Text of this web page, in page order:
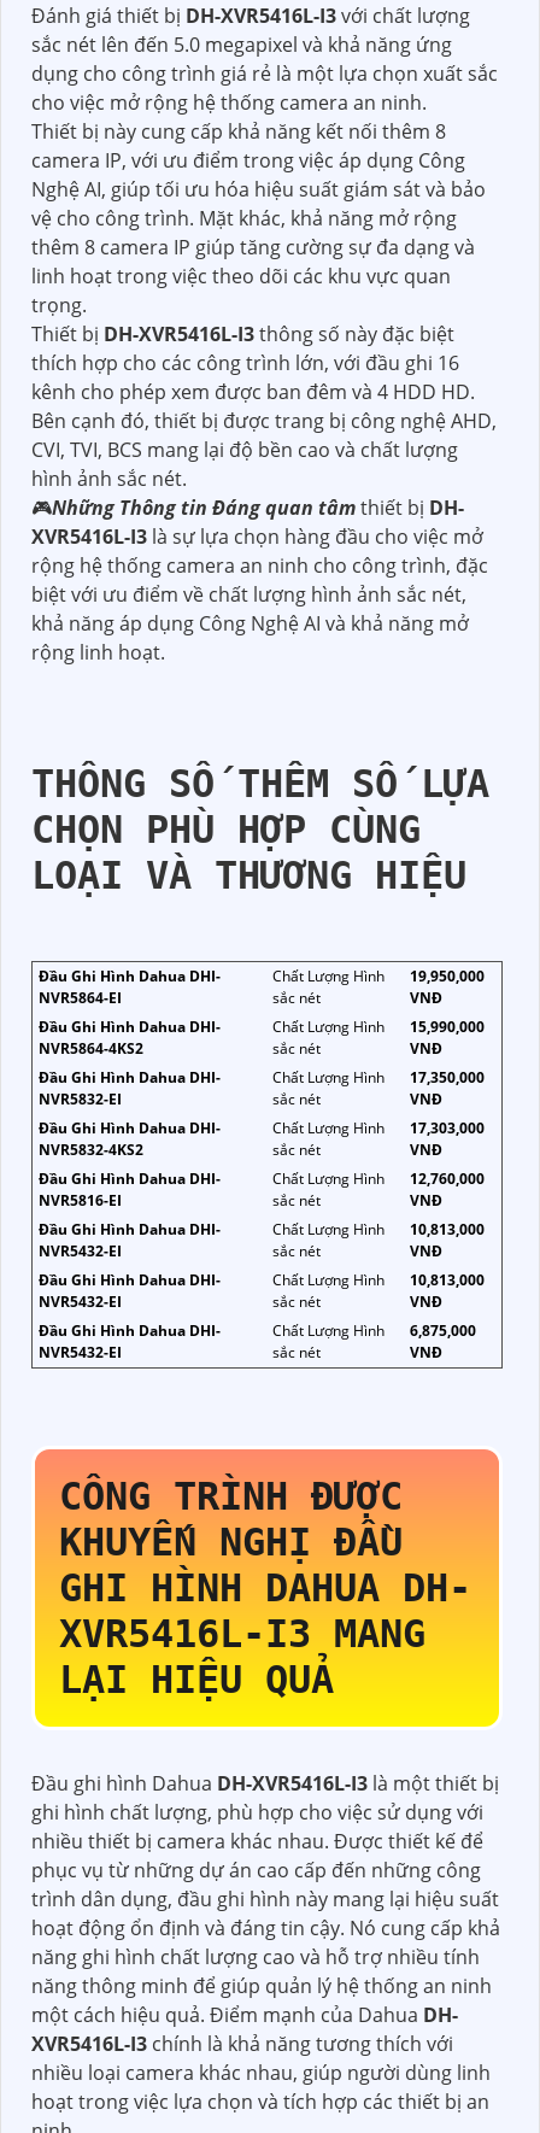
Đánh giá thiết bị DH-XVR5416L-I3với chất lượng
sắc nét lên đến 5.0 megapixel và khả năng ứng
dụng cho công trình giá rẻ là một lựa chọn xuất sắc
cho việc mở rộng hệ thống camera an ninh.
Thiết bị này cung cấp khả năng kết nối thêm 8
camera IP, với ưu điểm trong việc áp dụng Công
Nghệ AI, giúp tối ưu hóa hiệu suất giám sát và bảo
vệ cho công trình. Mặt khác, khả năng mở rộng
thêm 8 camera IP giúp tăng cường sự đa dạng và
linh hoạt trong việc theo dõi các khu vực quan
trọng.
Thiết bị DH-XVR5416L-I3thông số này đặc biệt
thích hợp cho các công trình lớn, với đầu ghi 16
kênh cho phép xem được ban đêm và 4 HDD HD.
Bên cạnh đó, thiết bị được trang bị công nghệ AHD,
CVI, TVI, BCS mang lại độ bền cao và chất lượng
hình ảnh sắc nét.
🎮Những Thông tin Đáng quan tâmthiết bị DH-
XVR5416L-I3 là sự lựa chọn hàng đầu cho việc mở
rộng hệ thống camera an ninh cho công trình, đặc
biệt với ưu điểm về chất lượng hình ảnh sắc nét,
khả năng áp dụng Công Nghệ AI và khả năng mở
rộng linh hoạt.
THÔNG SỐ THÊM SỐ LỰA
CHỌN PHÙ HỢP CÙNG
LOẠI VÀ THƯƠNG HIỆU
Đầu Ghi Hình Dahua DHI-
NVR5864-EI
Chất Lượng Hình
sắc nét
19,950,000
VNĐ
Đầu Ghi Hình Dahua DHI-
NVR5864-4KS2
Chất Lượng Hình
sắc nét
15,990,000
VNĐ
Đầu Ghi Hình Dahua DHI-
NVR5832-EI
Chất Lượng Hình
sắc nét
17,350,000
VNĐ
Đầu Ghi Hình Dahua DHI-
NVR5832-4KS2
Chất Lượng Hình
sắc nét
17,303,000
VNĐ
Đầu Ghi Hình Dahua DHI-
NVR5816-EI
Chất Lượng Hình
sắc nét
12,760,000
VNĐ
Đầu Ghi Hình Dahua DHI-
NVR5432-EI
Chất Lượng Hình
sắc nét
10,813,000
VNĐ
Đầu Ghi Hình Dahua DHI-
NVR5432-EI
Chất Lượng Hình
sắc nét
10,813,000
VNĐ
Đầu Ghi Hình Dahua DHI-
NVR5432-EI
Chất Lượng Hình
sắc nét
6,875,000
VNĐ
CÔNG TRÌNH ĐƯỢC
KHUYẾN NGHỊ ĐẦU
GHI HÌNH DAHUA DH-
XVR5416L-I3 MANG
LẠI HIỆU QUẢ
Đầu ghi hình Dahua DH-XVR5416L-I3 là một thiết bị
ghi hình chất lượng, phù hợp cho việc sử dụng với
nhiều thiết bị camera khác nhau. Được thiết kế để
phục vụ từ những dự án cao cấp đến những công
trình dân dụng, đầu ghi hình này mang lại hiệu suất
hoạt động ổn định và đáng tin cậy. Nó cung cấp khả
năng ghi hình chất lượng cao và hỗ trợ nhiều tính
năng thông minh để giúp quản lý hệ thống an ninh
một cách hiệu quả. Điểm mạnh của Dahua DH-
XVR5416L-I3 chính là khả năng tương thích với
nhiều loại camera khác nhau, giúp người dùng linh
hoạt trong việc lựa chọn và tích hợp các thiết bị an